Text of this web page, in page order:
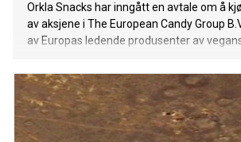
Orkla Snacks har inngått en avtale om å
av aksjene i The European Candy Group
av Europas ledende produsenter av